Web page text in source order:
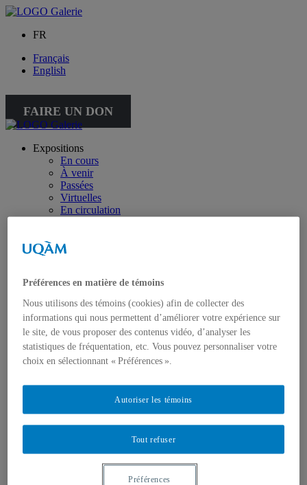
FR
Français
English
FAIRE UN DON
Expositions
En cours
À venir
Passées
Virtuelles
En circulation
Collection
À propos de la collection
Publications
Toutes les publications
À propos des publications
À propos des Éditions les petits carnets
Actualités
Accessibilité
Proposition de projet
Partenaires
Plan des salles
Préférences en matière de témoins
Nous utilisons des témoins (cookies) afin de collecter des
informations qui nous permettent d’améliorer votre expérience sur
le site, de vous proposer des contenus vidéo, d’analyser les
statistiques de fréquentation, etc. Vous pouvez personnaliser votre
choix en sélectionnant « Préférences ».
Tout refuser
Autoriser les témoins
Préférences